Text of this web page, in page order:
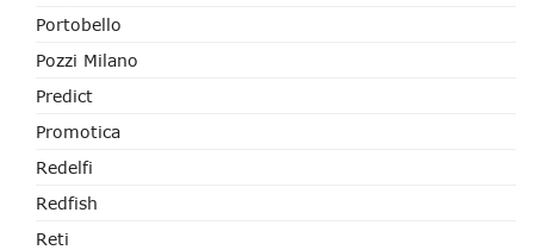
Portobello
Pozzi Milano
Predict
Promotica
Redelfi
Redfish
Reti